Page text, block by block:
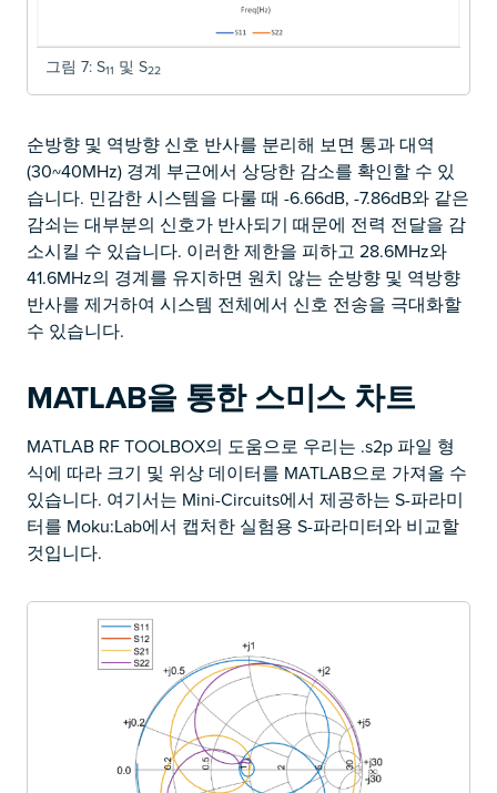
그림 7: S11 및 S22
순방향 및 역방향 신호 반사를 분리해 보면 통과 대역
(30~40MHz) 경계 부근에서 상당한 감소를 확인할 수 있
습니다. 민감한 시스템을 다룰 때 -6.66dB, -7.86dB와 같은
감쇠는 대부분의 신호가 반사되기 때문에 전력 전달을 감
소시킬 수 있습니다. 이러한 제한을 피하고 28.6MHz와
41.6MHz의 경계를 유지하면 원치 않는 순방향 및 역방향
반사를 제거하여 시스템 전체에서 신호 전송을 극대화할
수 있습니다.
MATLAB을 통한 스미스 차트
MATLAB RF TOOLBOX의 도움으로 우리는 .s2p 파일 형
식에 따라 크기 및 위상 데이터를 MATLAB으로 가져올 수
있습니다. 여기서는 Mini-Circuits에서 제공하는 S-파라미
터를 Moku:Lab에서 캡처한 실험용 S-파라미터와 비교할
것입니다.